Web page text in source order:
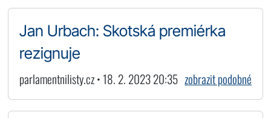
Jan Urbach: Skotská premiérka
rezignuje
parlamentnilisty.cz • 18. 2. 2023 20:35 zobrazit podobné